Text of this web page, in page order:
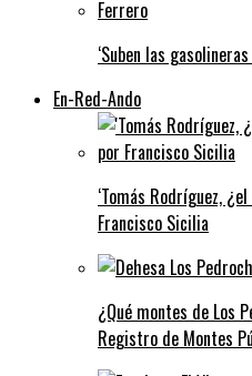
‘Suben las
En-Red-Ando
‘Tomás Rodríguez,
Francisco Sicilia
¿Qué montes de Los
Registro de Montes